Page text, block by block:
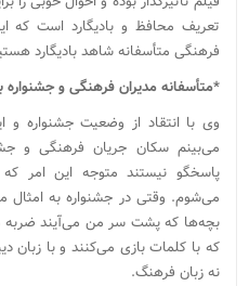
تعریف محافظ و بادیگارد است که
فرهنگی متأسفانه شاهد بادیگارد
*متأسفانه مدیران فرهنگی و جشنواره
وی با انتقاد از وضعیت جشنواره و
می‌بینم سکان جریان فرهنگی و
پاسخگو نیستند متوجه این امر
می‌شوم. وقتی در جشنواره به امثال
بچه‌ها که پشت سر من می‌آیند ضربه
که با کلمات بازی می‌کنند و با زبان
نه زبان فرهنگ.